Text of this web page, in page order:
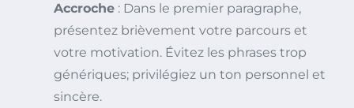
Accroche : Dans le premier paragraphe,
présentez brièvement votre parcours et
votre motivation. Évitez les phrases trop
génériques; privilégiez un ton personnel et
sincère.